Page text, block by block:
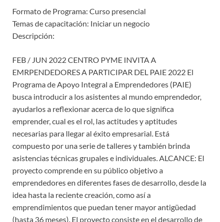
Formato de Programa: Curso presencial
Temas de capacitación: Iniciar un negocio
Descripción:
FEB / JUN 2022 CENTRO PYME INVITA A
EMRPENDEDORES A PARTICIPAR DEL PAIE 2022 El
Programa de Apoyo Integral a Emprendedores (PAIE)
busca introducir a los asistentes al mundo emprendedor,
ayudarlos a reflexionar acerca de lo que significa
emprender, cual es el rol, las actitudes y aptitudes
necesarias para llegar al éxito empresarial. Está
compuesto por una serie de talleres y también brinda
asistencias técnicas grupales e individuales. ALCANCE: El
proyecto comprende en su público objetivo a
emprendedores en diferentes fases de desarrollo, desde la
idea hasta la reciente creación, como así a
emprendimientos que puedan tener mayor antigüedad
(hasta 36 meses). El proyecto consiste en el desarrollo de